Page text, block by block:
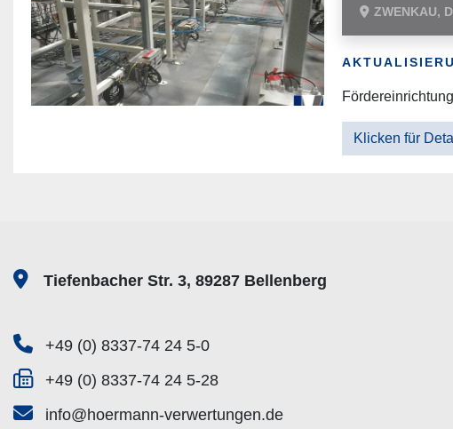
ZWENKAU,
Klicken für
Tiefenbacher Str. 3, 89287 Bellenberg
+49 (0) 8337-74 24 5-0
+49 (0) 8337-74 24 5-28
info@hoermann-verwertungen.de